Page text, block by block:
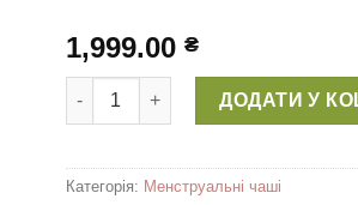
1,999.00 ₴
Менструальний диск Ziggy Cup™ 2
ДОДАТИ У
Категорія: Менструальні чаші